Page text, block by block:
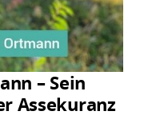
– Sein
Assekuranz